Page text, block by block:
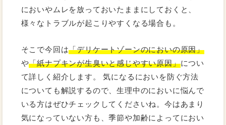
においやムレを放っておいたままにしておくと、
様々なトラブルが起こりやすくなる場合も。
そこで今回は「デリケートゾーンのにおいの原因」
や「紙ナプキンが生臭いと感じやすい原因」につい
て詳しく紹介します。 気になるにおいを防ぐ方法
についても解説するので、生理中のにおいに悩んで
いる方はぜひチェックしてくださいね。今はあまり
気になっていない方も、季節や加齢によってにおい